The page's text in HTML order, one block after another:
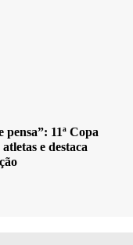
pensa”: 11ª Copa
e destaca